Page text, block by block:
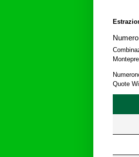
Quote